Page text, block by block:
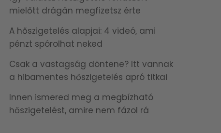
mielőtt drágán megfizetsz érte
A hőszigetelés alapjai: 4 videó, ami
pénzt spórolhat neked
Csak a vastagság döntene? Itt vannak
a hibamentes hőszigetelés apró titkai
Innen ismered meg a megbízható
hőszigetelést, amire nem fázol rá